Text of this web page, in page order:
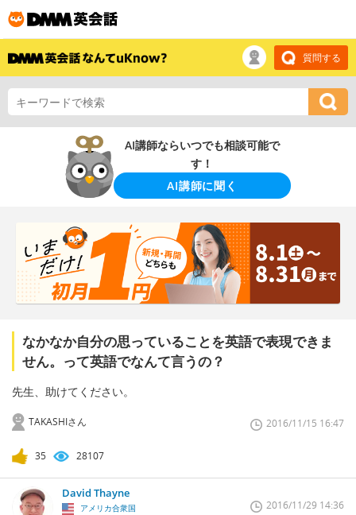
質問する
AI講師ならいつでも相談可能で
す！
AI講師に聞く
なかなか自分の思っていることを英語で表現できま
せん。って英語でなんて言うの？
先生、助けてください。
TAKASHIさん 2016/11/15 16:47
35 28107
David Thayne
アメリカ合衆国 2016/11/29 14:36